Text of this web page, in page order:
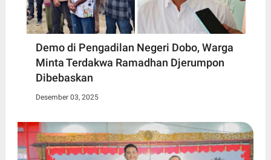
Demo di Pengadilan Negeri Dobo, Warga
Minta Terdakwa Ramadhan Djerumpon
Dibebaskan
Desember 03, 2025